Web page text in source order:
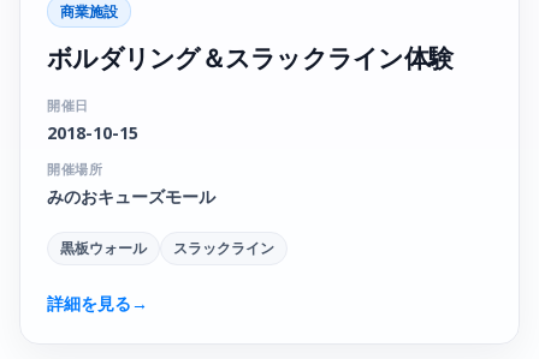
商業施設
ボルダリング＆スラックライン体験
開催日
2018-10-15
開催場所
みのおキューズモール
黒板ウォール スラックライン
詳細を見る→